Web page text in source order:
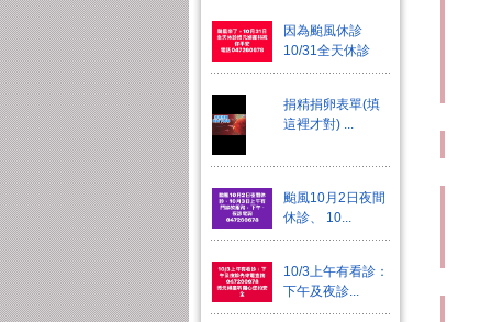
因為颱風休診
10/31全天休診
捐精捐卵表單(填
這裡才對) ...
颱風10月2日夜間
休診、 10...
10/3上午有看診：
下午及夜診...